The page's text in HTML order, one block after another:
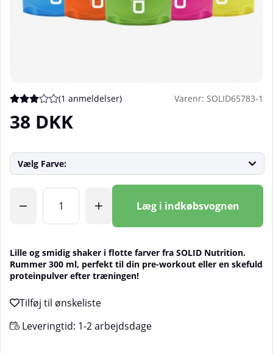
Gennemsnitlig vurdering 3 ud af 5 Antal vurderinger 1
(1 anmeldelser) Varenr: SOLID65783-1
38 DKK
Vælg Farve:
Læg i indkøbsvognen
Lille og smidig shaker i flotte farver fra SOLID Nutrition.
Rummer 300 ml, perfekt til din pre-workout eller en skefuld
proteinpulver efter træningen!
Leveringtid: 1-2 arbejdsdage